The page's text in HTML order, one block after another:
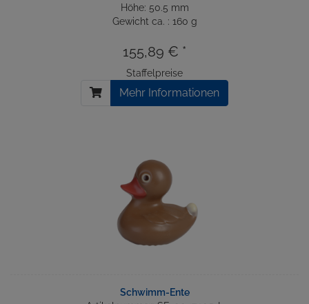
Höhe: 50.5 mm
Gewicht ca. : 160 g
155,89 € *
Staffelpreise
Mehr Informationen
Schwimm-Ente